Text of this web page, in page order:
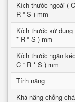
Kích thước ngoài (
R * S ) mm
Kích thước sử dụng
* R * S ) mm
Kích thước ngăn
C * R * S ) mm
Tính năng
Khả năng chống